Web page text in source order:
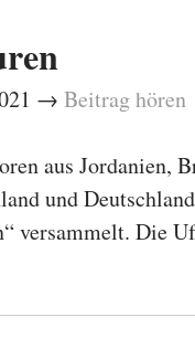
→ Beitrag hören
aus Jordanien,
und
versammelt. Die